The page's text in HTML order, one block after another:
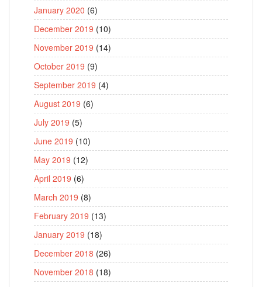
January 2020 (6)
December 2019 (10)
November 2019 (14)
October 2019 (9)
September 2019 (4)
August 2019 (6)
July 2019 (5)
June 2019 (10)
May 2019 (12)
April 2019 (6)
March 2019 (8)
February 2019 (13)
January 2019 (18)
December 2018 (26)
November 2018 (18)